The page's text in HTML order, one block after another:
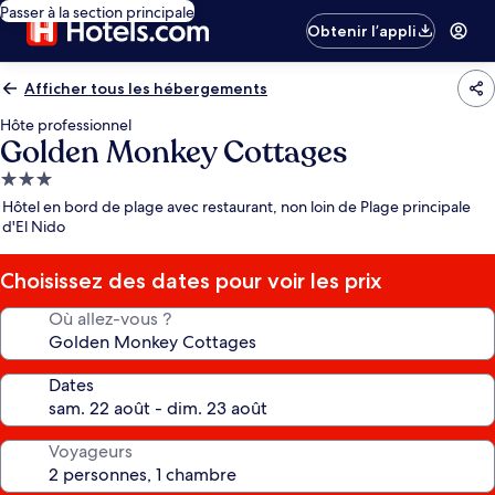
Passer à la section principale
Obtenir l’appli
Afficher tous les hébergements
Hôte professionnel
Golden Monkey Cottages
Hébergement
3.0 étoiles
Hôtel en bord de plage avec restaurant, non loin de Plage principale
d'El Nido
Choisissez des dates pour voir les prix
Où allez-vous ?
Dates
Voyageurs